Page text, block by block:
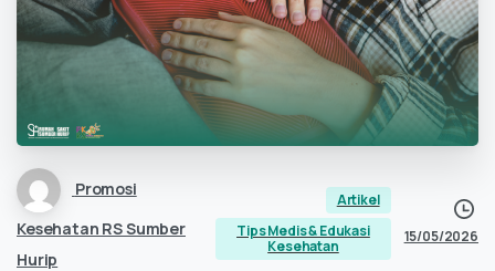
Promosi
Kesehatan RS Sumber
Hurip
Artikel
Tips Medis & Edukasi
Kesehatan
15/05/2026